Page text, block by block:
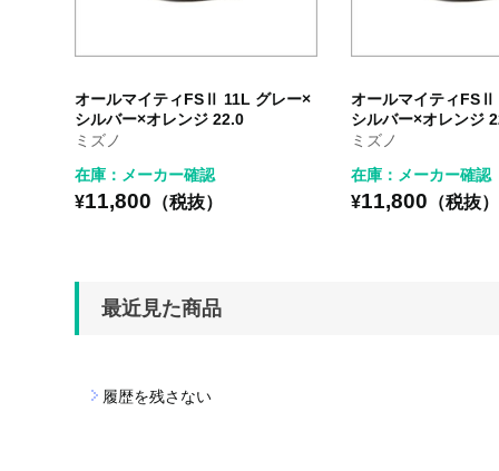
オールマイティFSⅡ 11L グレー×
シルバー×オレンジ 22.0
ミズノ
在庫：メーカー確認
¥11,800 （税抜）
オールマイティFSⅡ
シルバー×オレンジ
ミズノ
在庫：メーカー確認
¥11,800 （税抜）
最近見た商品
履歴を残さない